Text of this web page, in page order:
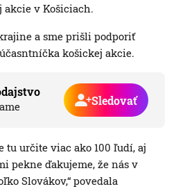
v Košiciach.
a sme prišli podporiť
košickej akcie.
Sledovať
tu určite viac ako 100 ľudí, aj
pekne ďakujeme, že nás v
Slovákov,“ povedala